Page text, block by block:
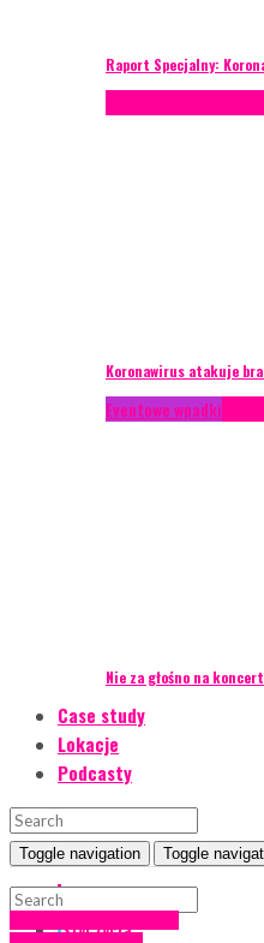
Raport Specjalny:
Koronawirus atakuje
Eventowe wpadki
Nie za głośno na
Case study
Lokacje
Podcasty
Toggle navigation Toggle
Event Talks
Styl życia